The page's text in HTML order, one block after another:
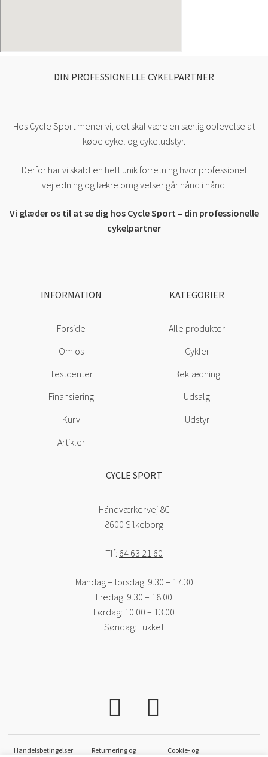
DIN PROFESSIONELLE CYKELPARTNER
Hos Cycle Sport mener vi, det skal være en særlig oplevelse at
købe cykel og cykeludstyr.
Derfor har vi skabt en helt unik forretning hvor professionel
vejledning og lækre omgivelser går hånd i hånd.
Vi glæder os til at se dig hos Cycle Sport – din professionelle
cykelpartner
INFORMATION
Forside
Om os
Testcenter
Finansiering
Kurv
Artikler
KATEGORIER
Alle produkter
Cykler
Beklædning
Udsalg
Udstyr
CYCLE SPORT
Håndværkervej 8C
8600 Silkeborg
Tlf: 64 63 21 60
Mandag – torsdag: 9.30 – 17.30
Fredag: 9.30 – 18.00
Lørdag: 10.00 – 13.00
Søndag: Lukket
Handelsbetingelser
Returnering og
Cookie- og